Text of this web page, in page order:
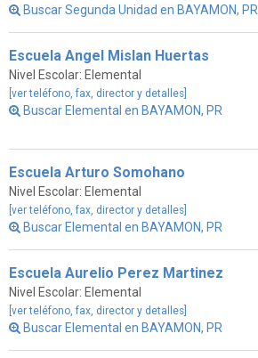
Buscar Segunda Unidad en BAYAMON, PR
Escuela Angel Mislan Huertas
Nivel Escolar: Elemental
[ver teléfono, fax, director y detalles]
Buscar Elemental en BAYAMON, PR
Escuela Arturo Somohano
Nivel Escolar: Elemental
[ver teléfono, fax, director y detalles]
Buscar Elemental en BAYAMON, PR
Escuela Aurelio Perez Martinez
Nivel Escolar: Elemental
[ver teléfono, fax, director y detalles]
Buscar Elemental en BAYAMON, PR